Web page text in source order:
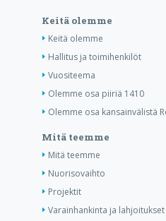
Keitä olemme
Keitä olemme
Hallitus ja toimihenkilöt
Vuositeema
Olemme osa piiriä 1410
Olemme osa kansainvälistä
Mitä teemme
Mitä teemme
Nuorisovaihto
Projektit
Varainhankinta ja lahjoitukset